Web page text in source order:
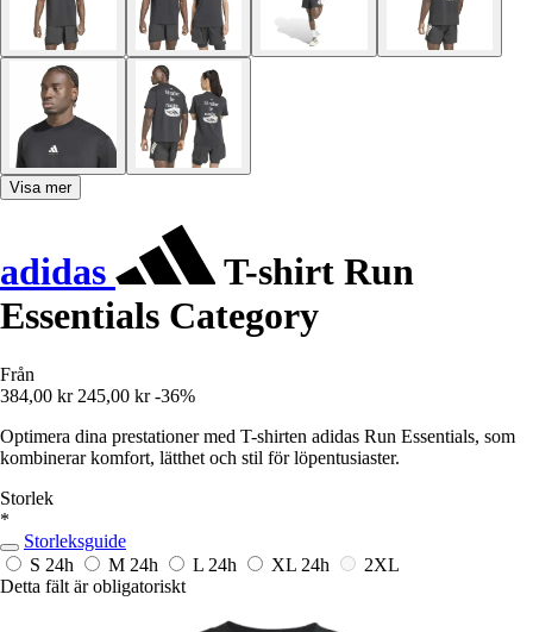
Visa mer
adidas
T-shirt Run
Essentials Category
Från
384,00 kr 245,00 kr -36%
Optimera dina prestationer med T-shirten adidas Run Essentials, som
kombinerar komfort, lätthet och stil för löpentusiaster.
Storlek
*
Storleksguide
S 24h M 24h L 24h XL 24h
2XL
Detta fält är obligatoriskt